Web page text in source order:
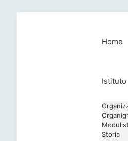
Home
Istituto
Storia